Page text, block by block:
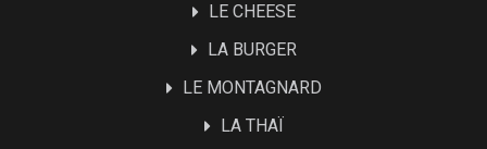
LE CHEESE
LA BURGER
LE MONTAGNARD
LA THAÏ